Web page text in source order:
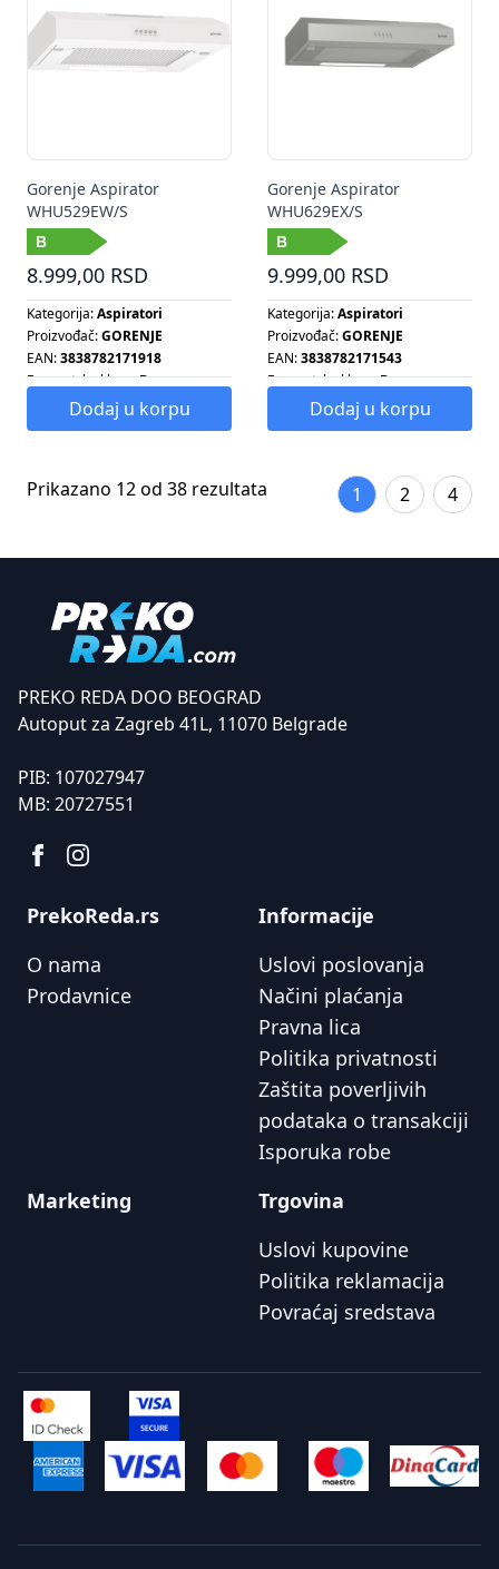
Gorenje Aspirator
WHU529EW/S
8.999,00 RSD
Kategorija:Aspiratori
Proizvođač:GORENJE
EAN:3838782171918
Energetska klasa:B
Tip aspiratora: STANDARDNI
Dodaj u korpu
Gorenje Aspirator
WHU629EX/S
9.999,00 RSD
Kategorija:Aspiratori
Proizvođač:GORENJE
EAN:3838782171543
Energetska klasa:B
Energetska klasa: B
Tip aspiratora:
STANDARDNI
Dodaj u korpu
Prikazano 12 od 38 rezultata 1 2 4
PREKO REDA DOO BEOGRAD
Autoput za Zagreb 41L, 11070 Belgrade
PIB: 107027947
MB: 20727551
PrekoReda.rs
O nama
Prodavnice
Informacije
Uslovi poslovanja
Načini plaćanja
Pravna lica
Politika privatnosti
Zaštita poverljivih
podataka o transakciji
Isporuka robe
Marketing
Trgovina
Uslovi kupovine
Politika reklamacija
Povraćaj sredstava